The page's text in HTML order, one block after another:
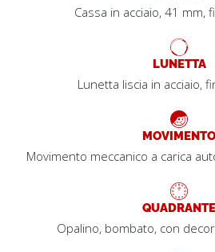
Cassa in acciaio, 41 mm,
LUNETTA
Lunetta liscia in acciaio,
MOVIMENTO
Movimento meccanico a carica
QUADRANTE
Opalino, bombato, con